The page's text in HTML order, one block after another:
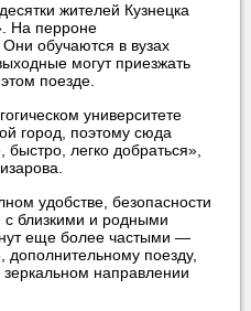
жителей Кузнецка
На перроне
обучаются в вузах
могут приезжать
поезде.
университете
город, поэтому сюда
легко добраться»,
удобстве, безопасности
с близкими и родными
еще более частыми —
дополнительному поезду,
зеркальном направлении